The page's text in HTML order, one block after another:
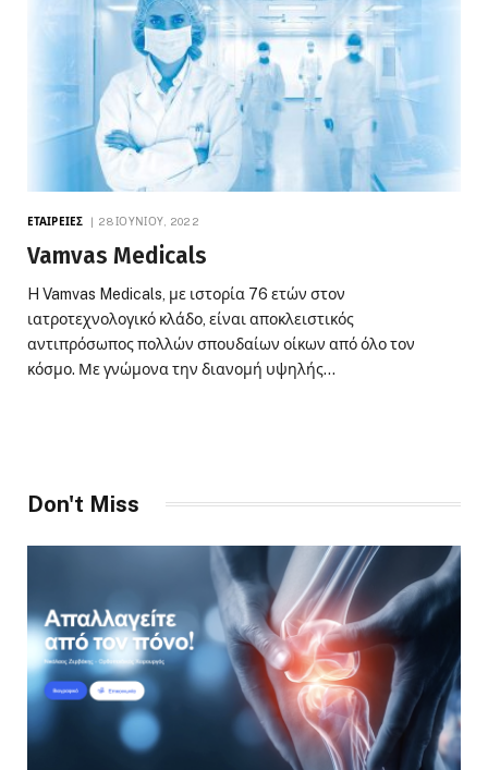
ΕΤΑΙΡΕΊΕΣ 28 ΙΟΥΝΊΟΥ, 2022
Vamvas Medicals
H Vamvas Medicals, με ιστορία 76 ετών στον
ιατροτεχνολογικό κλάδο, είναι αποκλειστικός
αντιπρόσωπος πολλών σπουδαίων οίκων από όλο τον
κόσμο. Με γνώμονα την διανομή υψηλής…
Don't Miss